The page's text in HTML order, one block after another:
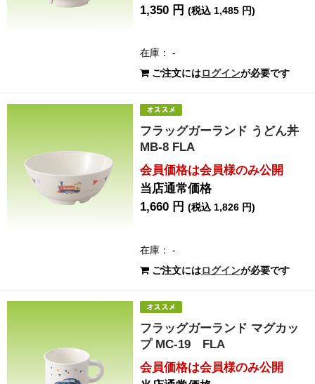
1,350 円(税込 1,485 円)
在庫： -
ご注文にはログインが必要です
フラッグガーランド うどん丼
MB-8 FLA
会員価格は会員様のみ公開
当店通常価格
1,660 円(税込 1,826 円)
在庫： -
ご注文にはログインが必要です
フラッグガーランド マグカッ
プ MC-19 FLA
会員価格は会員様のみ公開